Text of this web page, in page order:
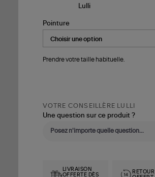
Pointure
Prendre votre taille habituelle.
VOTRE CONSEILLÈRE LULLI
Une question sur ce produit ?
LIVRAISON
OFFERTE DÈS
RETOUR